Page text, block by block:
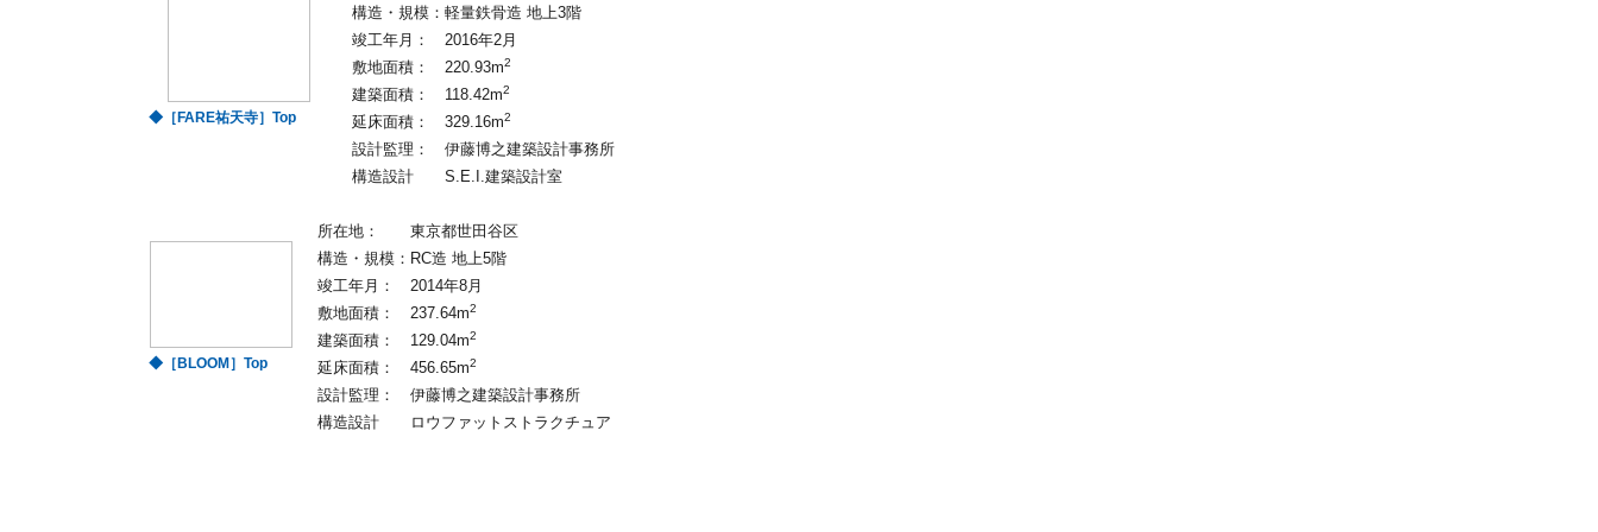
◆［FARE祐天寺］Top
構造・規模： 軽量鉄骨造 地上3階
竣工年月：
2016年2月
敷地面積：
220.93m2
建築面積： 118.42m2
延床面積： 329.16m2
設計監理：
伊藤博之建築設計事務所
構造設計
S.E.I.建築設計室
◆［BLOOM］Top
所在地：
東京都世田谷区
構造・規模： RC造 地上5階
竣工年月：
2014年8月
敷地面積：
237.64m2
建築面積： 129.04m2
延床面積： 456.65m2
設計監理：
伊藤博之建築設計事務所
構造設計
ロウファットストラクチュア